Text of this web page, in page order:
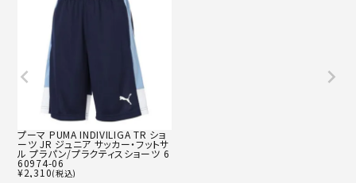
プーマ PUMA INDIVILIGA TR ショ
ーツ JR ジュニア サッカー・フットサ
ル プラパン/プラクティスショーツ 6
60974-06
¥2,310(税込)